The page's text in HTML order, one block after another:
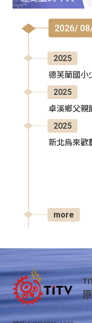
2026/
2025
德芙蘭國小
2025
卓溪鄉父親
2025
新北烏來歡
more